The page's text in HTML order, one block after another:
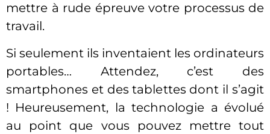
mettre à rude épreuve votre processus de
travail.
Si seulement ils inventaient les ordinateurs
portables… Attendez, c’est des
smartphones et des tablettes dont il s’agit
! Heureusement, la technologie a évolué
au point que vous pouvez mettre tout